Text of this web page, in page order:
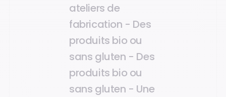
ateliers de
fabrication - Des
produits bio ou
sans gluten - Des
produits bio ou
sans gluten - Une